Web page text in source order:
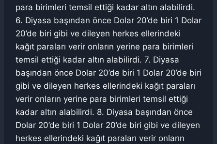
para birimleri temsil ettiği kadar altın alabilirdi.
6. Diyasa başından önce Dolar 20’de biri 1 Dolar
20’de biri gibi ve dileyen herkes ellerindeki
kağıt paraları verir onların yerine para birimleri
temsil ettiği kadar altın alabilirdi. 7. Diyasa
başından önce Dolar 20’de biri 1 Dolar 20’de biri
gibi ve dileyen herkes ellerindeki kağıt paraları
verir onların yerine para birimleri temsil ettiği
kadar altın alabilirdi. 8. Diyasa başından önce
Dolar 20’de biri 1 Dolar 20’de biri gibi ve dileyen
herkes ellerindeki kağıt paraları verir onların